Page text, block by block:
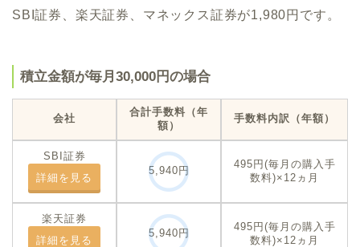
SBI証券、楽天証券、マネックス証券が1,980円です。
積立金額が毎月30,000円の場合
会社
合計手数料 （年
額）
手数料内訳（年額）
SBI証券
詳細を見る
5,940円
495円(毎月の購入手
数料)×12ヵ月
楽天証券
詳細を見る
5,940円
495円(毎月の購入手
数料)×12ヵ月